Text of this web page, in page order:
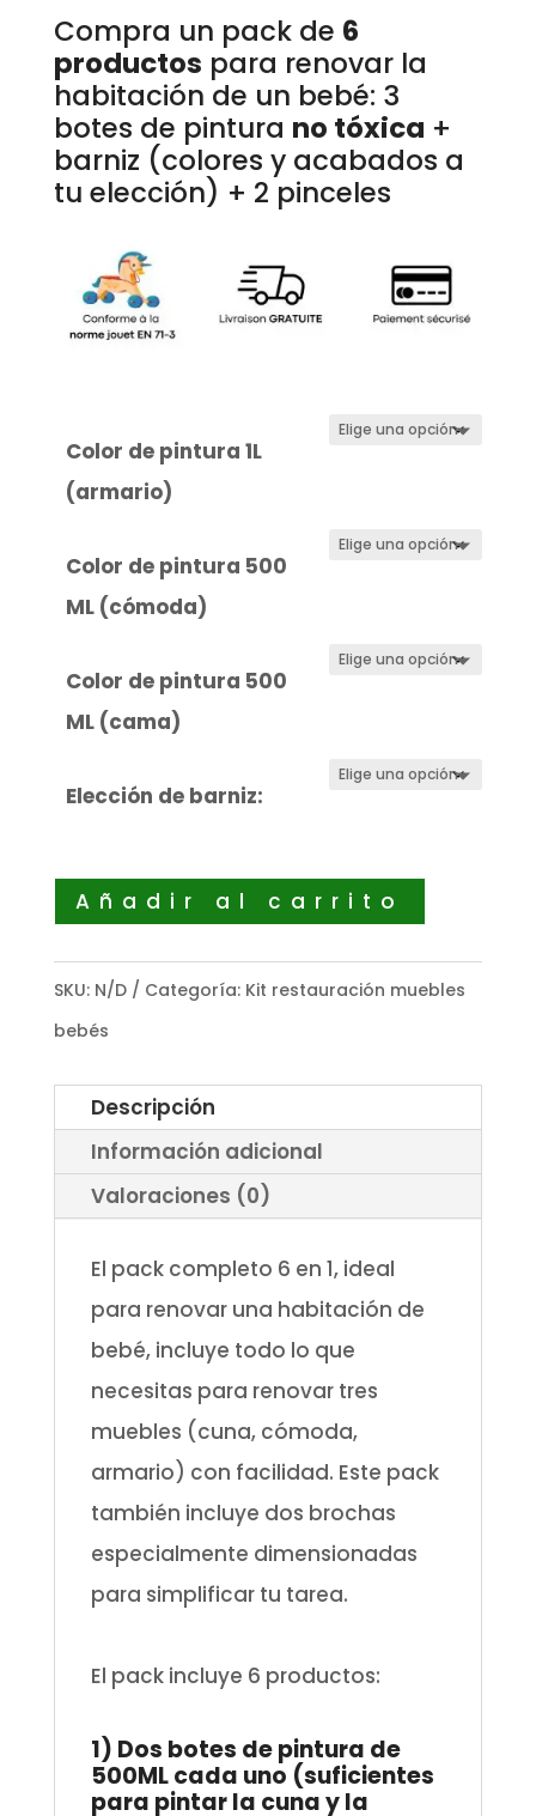
Compra un pack de 6
productos para renovar la
habitación de un bebé: 3
botes de pintura no tóxica +
barniz (colores y acabados a
tu elección) + 2 pinceles
Color de pintura 1L
(armario)
Color de pintura 500
ML (cómoda)
Color de pintura 500
ML (cama)
Elección de barniz:
Añadir al carrito
SKU: N/D Categoría: Kit restauración muebles
bebés
Descripción
Información adicional
Valoraciones (0)
El pack completo 6 en 1, ideal
para renovar una habitación de
bebé, incluye todo lo que
necesitas para renovar tres
muebles (cuna, cómoda,
armario) con facilidad. Este pack
también incluye dos brochas
especialmente dimensionadas
para simplificar tu tarea.
El pack incluye 6 productos:
1) Dos botes de pintura de
500ML cada uno (suficientes
para pintar la cuna y la